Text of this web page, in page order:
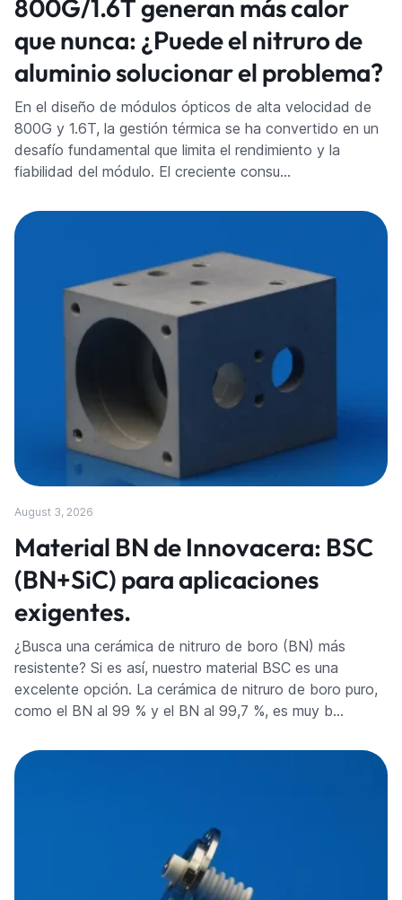
800G/1.6T generan más calor
que nunca: ¿Puede el nitruro de
aluminio solucionar el problema?
En el diseño de módulos ópticos de alta velocidad de
800G y 1.6T, la gestión térmica se ha convertido en un
desafío fundamental que limita el rendimiento y la
fiabilidad del módulo. El creciente consu…
August 3, 2026
Material BN de Innovacera: BSC
(BN+SiC) para aplicaciones
exigentes.
¿Busca una cerámica de nitruro de boro (BN) más
resistente? Si es así, nuestro material BSC es una
excelente opción. La cerámica de nitruro de boro puro,
como el BN al 99 % y el BN al 99,7 %, es muy b…